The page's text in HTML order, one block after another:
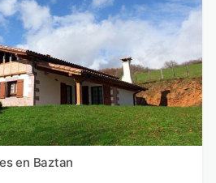
en Baztan